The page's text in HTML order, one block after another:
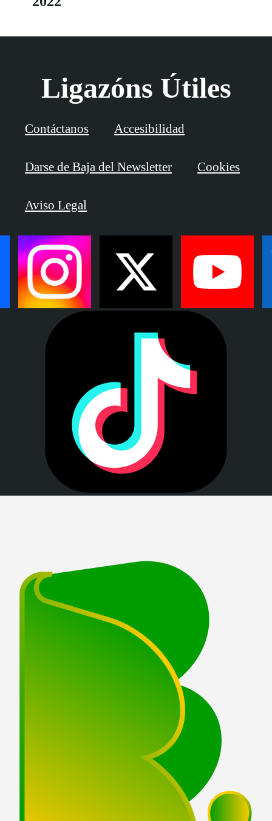
Ligazóns Útiles
Contáctanos Accesibilidad
Darse de Baja del Newsletter Cookies
Aviso Legal